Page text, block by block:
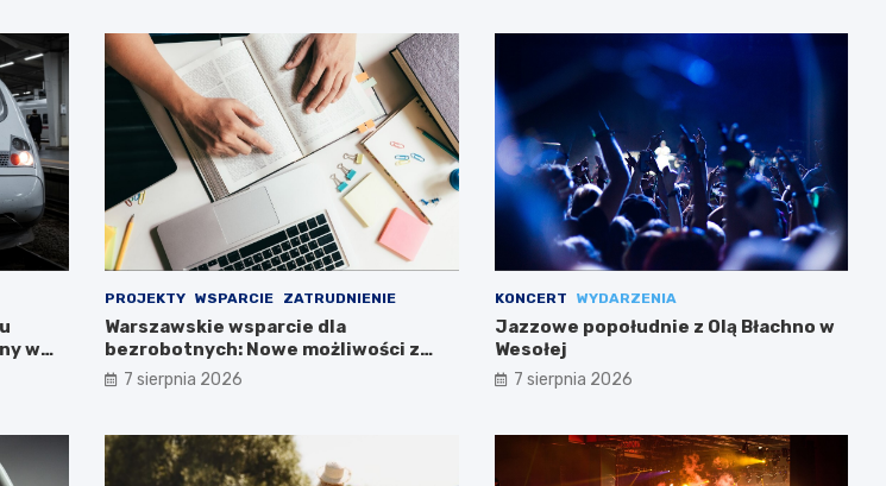
w
PROJEKTY WSPARCIE ZATRUDNIENIE
Warszawskie wsparcie dla
bezrobotnych: Nowe możliwości z
projektem FEM III
7 sierpnia 2026
KONCERT WYDARZENIA
Jazzowe popołudnie z Olą Błachno w
Wesołej
7 sierpnia 2026